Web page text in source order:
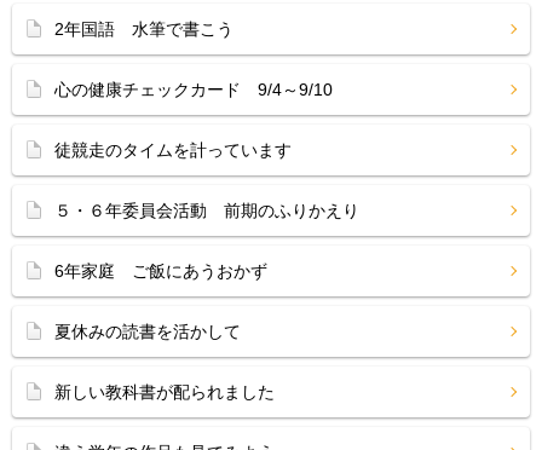
2年国語 水筆で書こう
心の健康チェックカード 9/4～9/10
徒競走のタイムを計っています
５・６年委員会活動 前期のふりかえり
6年家庭 ご飯にあうおかず
夏休みの読書を活かして
新しい教科書が配られました